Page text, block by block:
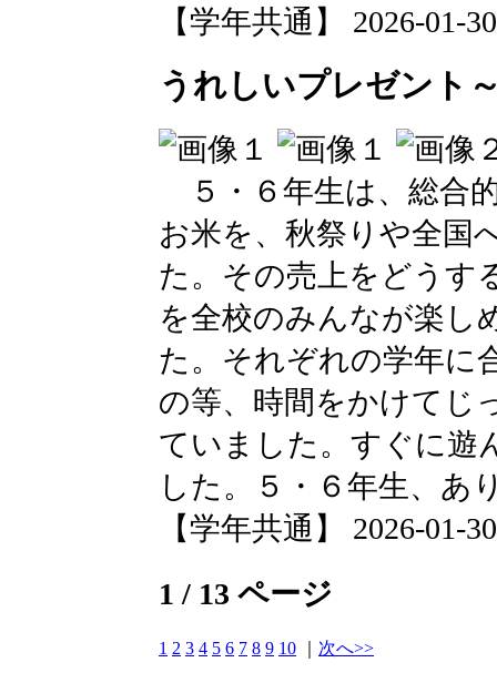
【学年共通】 2026-01-
うれしいプレゼント
５・６年生は、総合
お米を、秋祭りや全国
た。その売上をどうす
を全校のみんなが楽し
た。それぞれの学年に
の等、時間をかけてじ
ていました。すぐに遊
した。５・６年生、あ
【学年共通】 2026-01-
1 / 13 ページ
1 2 3 4 5 6 7 8 9 10 次へ>>